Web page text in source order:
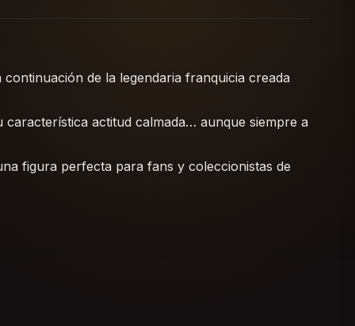
de la legendaria franquicia creada
actitud calmada… aunque siempre a
figura perfecta para fans y coleccionistas de